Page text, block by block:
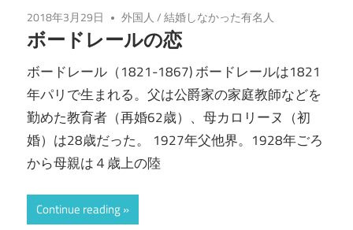
2018年3月29日 外国人 /結婚しなかった有名人
ボードレールの恋
ボードレール（1821-1867) ボードレールは1821
年パリで生まれる。父は公爵家の家庭教師などを
勤めた教育者（再婚62歳）、母カロリーヌ（初
婚）は28歳だった。 1927年父他界。1928年ごろ
から母親は４歳上の陸
Continue reading